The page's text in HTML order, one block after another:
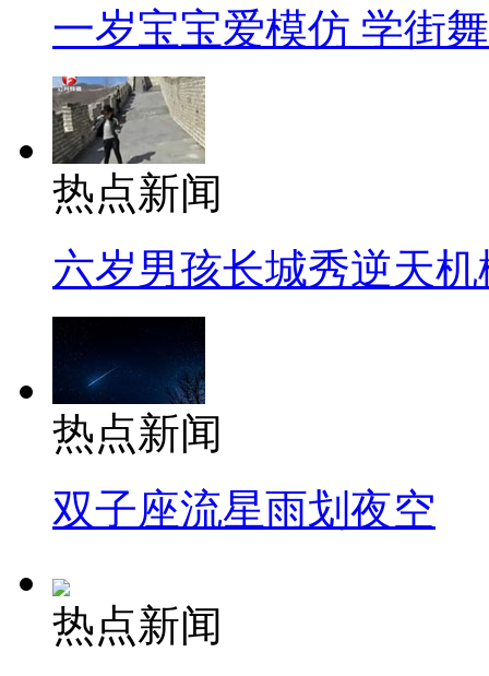
一岁宝宝爱模仿 学街
热点新闻
六岁男孩长城秀逆天机
热点新闻
双子座流星雨划夜空
热点新闻